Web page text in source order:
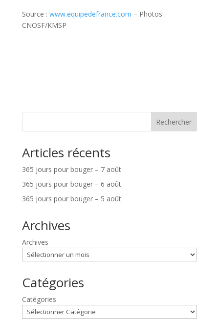
Source : www.equipedefrance.com – Photos :
CNOSF/KMSP
Rechercher
Articles récents
365 jours pour bouger – 7 août
365 jours pour bouger – 6 août
365 jours pour bouger – 5 août
Archives
Archives
Catégories
Catégories